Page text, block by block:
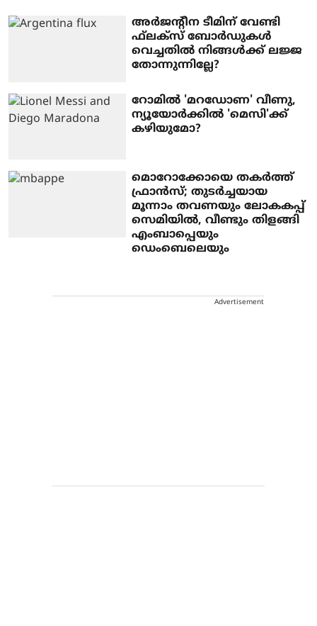
അര്‍ജന്റീന ടീമിന് വേണ്ടി
ഫ്‌ലക്‌സ് ബോര്‍ഡുകള്‍
വെച്ചതില്‍ നിങ്ങള്‍ക്ക് ലജ്ജ
തോന്നുന്നില്ലേ?
റോമിൽ 'മറഡോണ' വീണു,
ന്യൂയോർക്കിൽ 'മെസി'ക്ക്
കഴിയുമോ?
മൊറോക്കോയെ തകര്‍ത്ത്
ഫ്രാന്‍സ്; തുടർച്ചയായ
മൂന്നാം തവണയും ലോകകപ്പ്
സെമിയിൽ, വീണ്ടും തിളങ്ങി
എംബാപ്പെയും
ഡെംബെലെയും
Advertisement